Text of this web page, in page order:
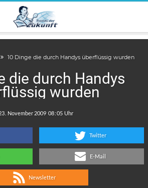
10 Dinge die durch Handys überflüssig wurden
die durch Handys
wurden
:
Twitter
E-Mail
Newsletter